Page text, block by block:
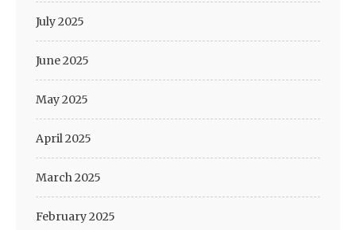
July 2025
June 2025
May 2025
April 2025
March 2025
February 2025